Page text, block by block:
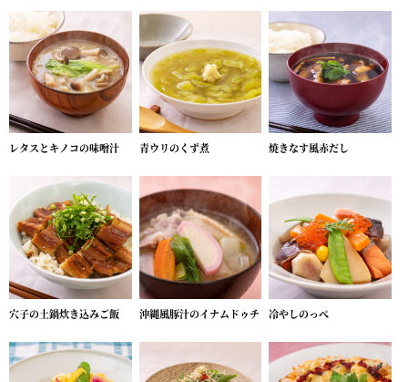
レタスとキノコの味噌汁 青ウリのくず煮 焼きなす風赤だし
穴子の土鍋炊き込みご飯 沖縄風豚汁のイナムドゥチ 冷やしのっぺ